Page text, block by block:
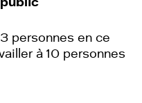
personnes en ce
à 10 personnes